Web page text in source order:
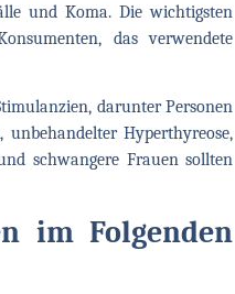
und Koma. Die wichtigsten
das verwendete
darunter Personen
Hyperthyreose,
schwangere Frauen sollten
im Folgenden